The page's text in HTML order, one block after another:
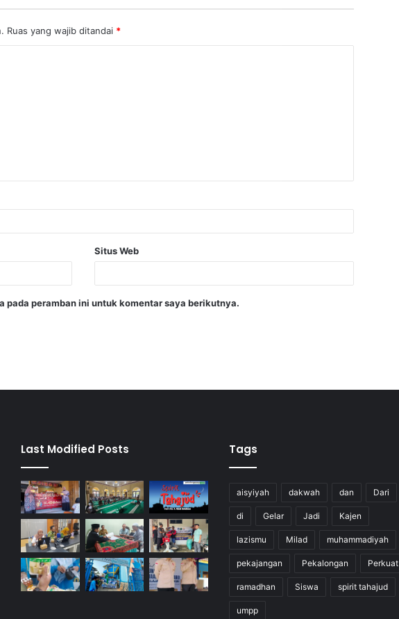
Ruas yang wajib ditandai *
Situs Web
pada peramban ini untuk komentar saya berikutnya.
Last Modified Posts Tags
aisyiyah dakwah dan Dari
di Gelar Jadi Kajen
lazismu Milad muhammadiyah
pekajangan Pekalongan Perkuat
ramadhan Siswa spirit tahajud
umpp